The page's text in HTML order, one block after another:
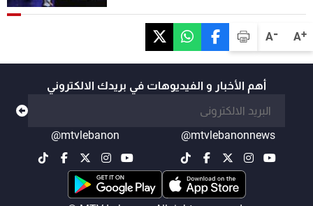
A+
A-
أهم الأخبار و الفيديوهات في بريدك الالكتروني
@mtvlebanonnews
@mtvlebanon